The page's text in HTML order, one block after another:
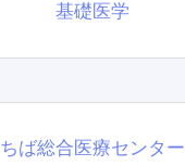
基礎医学
ちば総合医療センター